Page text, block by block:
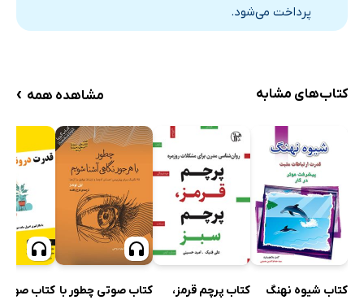
پرداخت می‌شود.
کتاب‌های مشابه مشاهده همه ›
کتاب شیوه نهنگ
کتاب پرچم قرمز،
کتاب صوتی چطور با کتاب